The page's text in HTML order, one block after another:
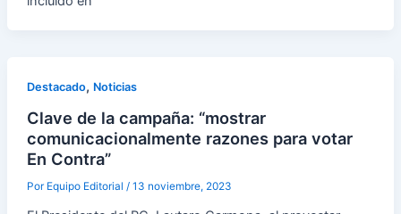
Destacado, Noticias
Clave de la campaña: “mostrar
comunicacionalmente razones para votar
En Contra”
Por Equipo Editorial / 13 noviembre, 2023